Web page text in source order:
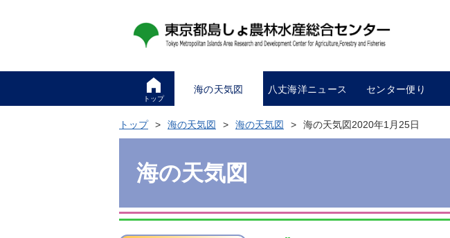
トップ
海の天気図 八丈海洋ニュース センター便り
トップ 海の天気図 海の天気図 海の天気図2020年1月25日
海の天気図